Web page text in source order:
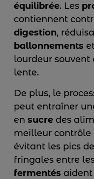
équilibrée. Les
contiennent
digestion,
ballonnements
lourdeur souvent
lente.
De plus, le
peut entraîner
en sucre des
meilleur contrôle
évitant les pics de
fringales entre
fermentés aident